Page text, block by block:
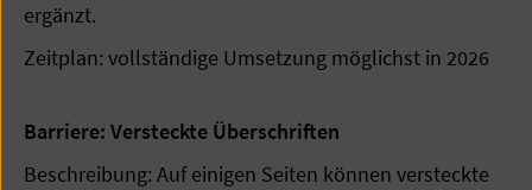
ergänzt.
Zeitplan: vollständige Umsetzung möglichst in 2026
Barriere: Versteckte Überschriften
Beschreibung: Auf einigen Seiten können versteckte